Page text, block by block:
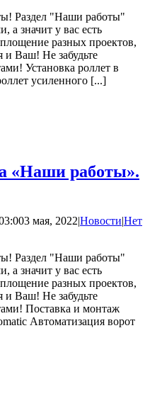
Раздел "Наши работы"
а значит у вас есть
разных проектов,
и Ваш! Не забудьте
Установка роллет в
усиленного [...]
«Наши работы».
3 мая, 2022|Новости|Нет
Раздел "Наши работы"
а значит у вас есть
разных проектов,
и Ваш! Не забудьте
Поставка и монтаж
Автоматизация ворот